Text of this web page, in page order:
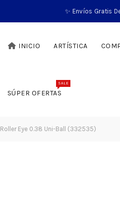
✨ Envíos Gratis
INICIO ARTÍSTICA
SÚPER OFERTAS
SALE
Roller Eye 0.38 Uni-Ball (332535)